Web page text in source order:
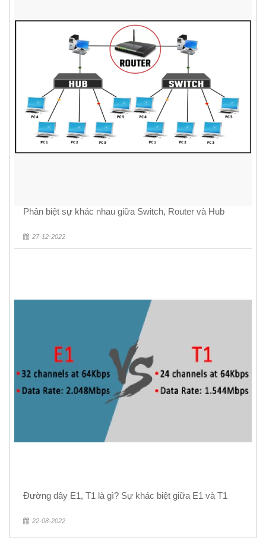
Phân biệt sự khác nhau giữa Switch, Router và Hub
27-12-2022
Đường dây E1, T1 là gì? Sự khác biệt giữa E1 và T1
22-08-2022